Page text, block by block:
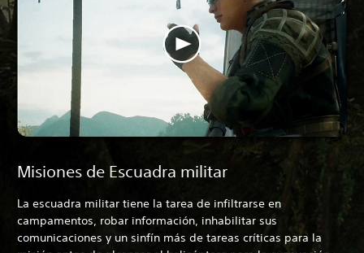
Misiones de Escuadra militar
La escuadra militar tiene la tarea de infiltrarse en
campamentos, robar información, inhabilitar sus
comunicaciones y un sinfín más de tareas críticas para la